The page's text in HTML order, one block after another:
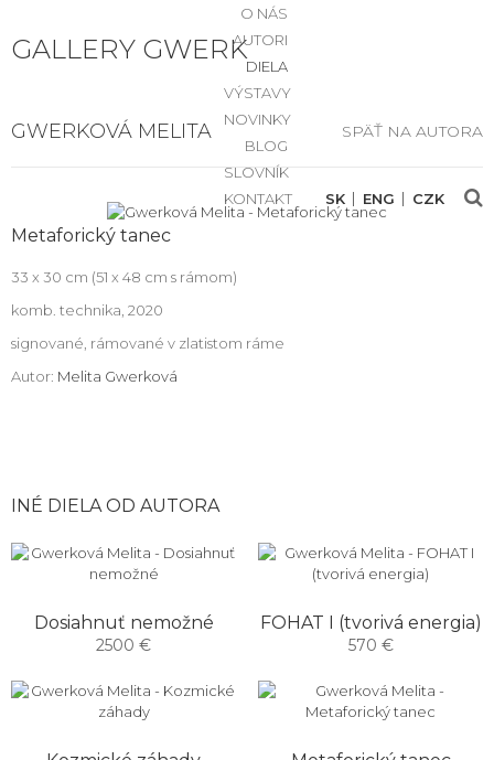
GALLERY GWERK
O NÁS
AUTORI
DIELA
VÝSTAVY
NOVINKY
BLOG
SLOVNÍK
KONTAKT
SK ENG CZK
GWERKOVÁ MELITA SPÄŤ NA AUTORA
Metaforický tanec
33 x 30 cm (51 x 48 cm s rámom)
komb. technika, 2020
signované, rámované v zlatistom ráme
Autor: Melita Gwerková
INÉ DIELA OD AUTORA
Dosiahnuť nemožné
2500 €
FOHAT I (tvorivá energia)
570 €